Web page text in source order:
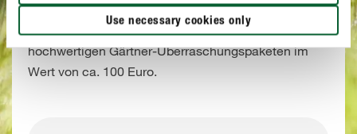
Use necessary cookies only
Melden Sie sich jetzt mit wenigen Klicks zu unserem
Newsletter an und gewinnen Sie eines von drei
hochwertigen Gärtner-Überraschungspaketen im
Wert von ca. 100 Euro.